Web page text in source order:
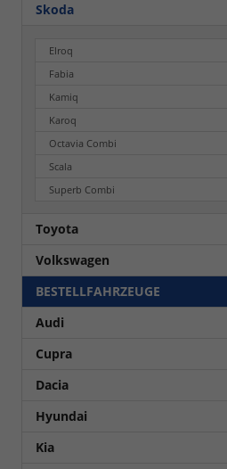
Skoda
Elroq
Fabia
Kamiq
Karoq
Octavia Combi
Scala
Superb Combi
Toyota
Volkswagen
BESTELLFAHRZEUGE
Audi
Cupra
Dacia
Hyundai
Kia